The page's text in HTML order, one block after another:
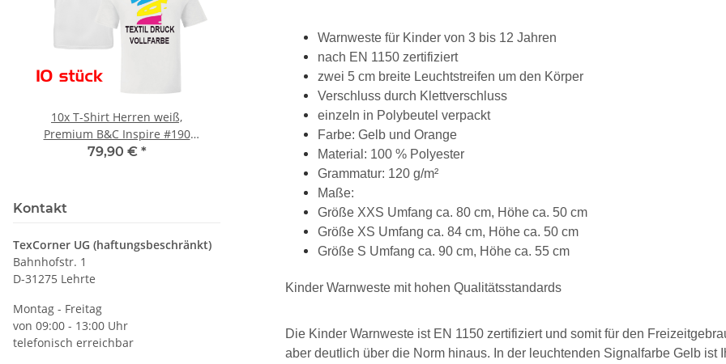
Warnweste für Kinder von 3 bis 12 Jahren
nach EN 1150 zertifiziert
zwei 5 cm breite Leuchtstreifen um den Körper
Verschluss durch Klettverschluss
einzeln in Polybeutel verpackt
Farbe: Gelb und Orange
Material: 100 % Polyester
Grammatur: 120 g/m²
Maße:
Größe XXS Umfang ca. 80 cm, Höhe ca. 50 cm
Größe XS Umfang ca. 84 cm, Höhe ca. 50 cm
Größe S Umfang ca. 90 cm, Höhe ca. 55 cm
Kinder Warnweste mit hohen Qualitätsstandards
Die Kinder Warnweste ist EN 1150 zertifiziert und somit für den
aber deutlich über die Norm hinaus. In der leuchtenden Signalfarbe Gelb ist
10x T-Shirt Herren weiß,
Premium B&C Inspire #190
Rundhals mit EINER
79,90 € *
Feuerwehr Trinkflasche 5010
farbig 1000ml inkl.
Wunschnamen
7,99 € -14,99 €*
LEITUNG SAMMELSTELLE
Piktogramm Warnweste auch mit
Kontakt
TexCorner UG (haftungsbeschränkt)
Bahnhofstr. 1
D-31275 Lehrte
Montag - Freitag
von 09:00 - 13:00 Uhr
telefonisch erreichbar